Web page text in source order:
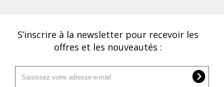
S’inscrire à la newsletter pour recevoir les
offres et les nouveautés :